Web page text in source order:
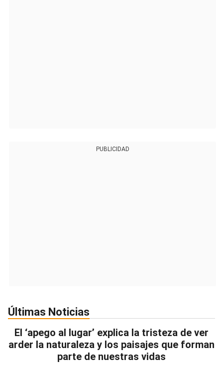
PUBLICIDAD
Últimas Noticias
El ‘apego al lugar’ explica la tristeza de ver
arder la naturaleza y los paisajes que forman
parte de nuestras vidas